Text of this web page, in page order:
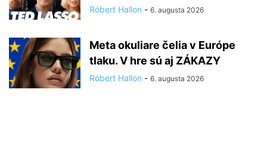
Róbert Hallon - 6. augusta 2026
Meta okuliare čelia v Európe
tlaku. V hre sú aj ZÁKAZY
Róbert Hallon - 6. augusta 2026